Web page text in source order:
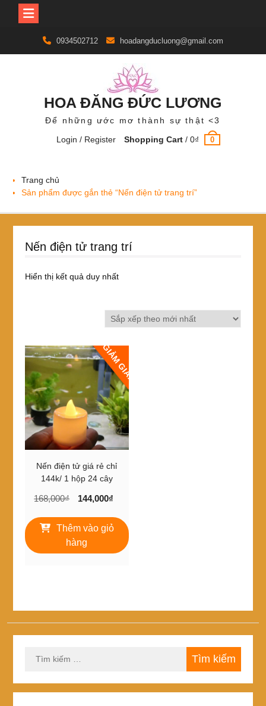
content
0934502712 hoadangducluong@gmail.com
HOA ĐĂNG ĐỨC LƯƠNG
Để những ước mơ thành sự thật <3
Login / Register
Shopping Cart /0₫ 0
Trang chủ
Sản phẩm được gắn thẻ “Nến điện tử trang trí”
Nến điện tử trang trí
Hiển thị kết quả duy nhất
GIẢM GIÁ!
Nến điện tử giá rẻ chỉ
144k/ 1 hộp 24 cây
168,000₫
Giá
là:
168,000₫.
144,000₫
tại
144,000₫.
Thêm vào giỏ
hàng
kiếm